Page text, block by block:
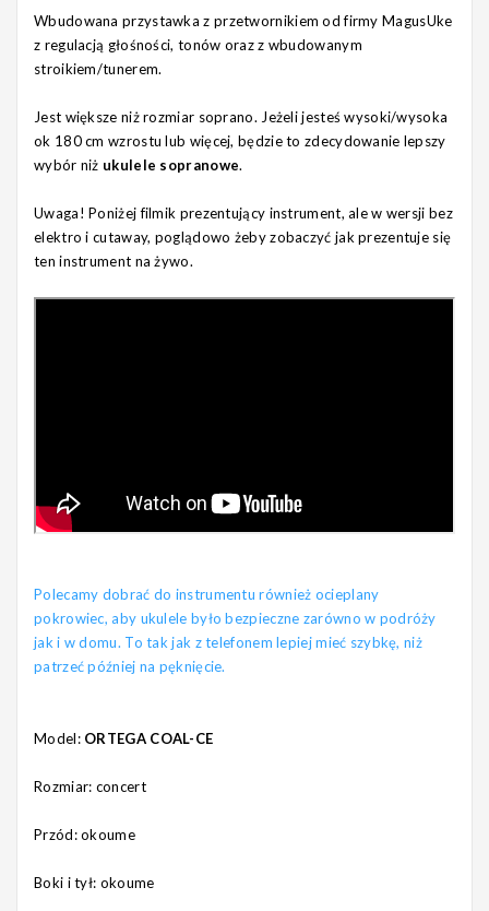
Wbudowana przystawka z przetwornikiem od firmy MagusUke
z regulacją głośności, tonów oraz z wbudowanym
stroikiem/tunerem.
Jest większe niż rozmiar soprano. Jeżeli jesteś wysoki/wysoka
ok 180 cm wzrostu lub więcej, będzie to zdecydowanie lepszy
wybór niż ukulele sopranowe.
Uwaga! Poniżej filmik prezentujący instrument, ale w wersji bez
elektro i cutaway, poglądowo żeby zobaczyć jak prezentuje się
ten instrument na żywo.
Polecamy dobrać do instrumentu również ocieplany
pokrowiec, aby ukulele było bezpieczne zarówno w podróży
jak i w domu. To tak jak z telefonem lepiej mieć szybkę, niż
patrzeć później na pęknięcie.
Model: ORTEGA COAL-CE
Rozmiar: concert
Przód: okoume
Boki i tył: okoume